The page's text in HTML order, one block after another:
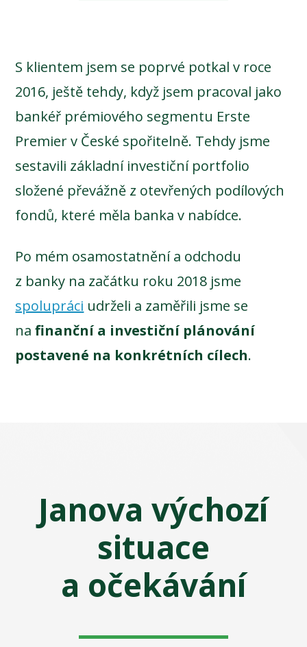
S klientem jsem se poprvé potkal v roce
2016, ještě tehdy, když jsem pracoval jako
bankéř prémiového segmentu Erste
Premier v České spořitelně. Tehdy jsme
sestavili základní investiční portfolio
složené převážně z otevřených podílových
fondů, které měla banka v nabídce.
Po mém osamostatnění a odchodu
z banky na začátku roku 2018 jsme
spolupráci udrželi a zaměřili jsme se
nafinanční a investiční plánování
postavené na konkrétních cílech.
Janova výchozí
situace
a očekávání